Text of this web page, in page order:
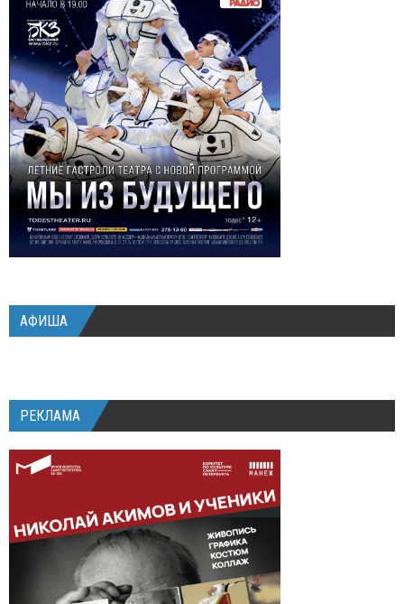
АФИША
РЕКЛАМА